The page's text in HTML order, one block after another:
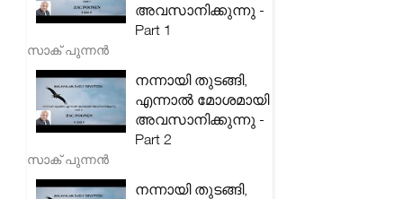
അവസാനിക്കുന്നു -
Part 1
സാക് പുന്നൻ
നന്നായി തുടങ്ങി,
എന്നാൽ മോശമായി
അവസാനിക്കുന്നു -
Part 2
സാക് പുന്നൻ
നന്നായി തുടങ്ങി,